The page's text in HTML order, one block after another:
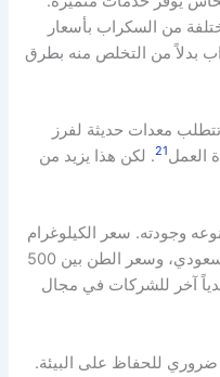
من السكراب بأسعار
بدلاً من التخلص منه بطرق
معدات حديثة لفرز
العمل21. لكن هذا يزيد من
وجودته. سعر الكيلوغرام
من الحديد يتراوح بين 0.5 و1.5 ريال سعودي، وسعر الطن بين 500
آخر للشركات في مجال
ضروري للحفاظ على البيئة.